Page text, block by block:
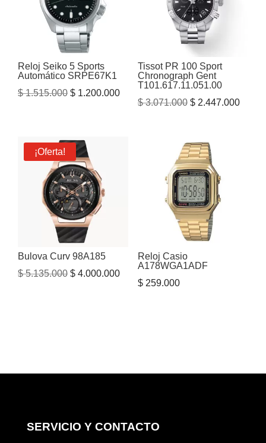
Reloj Seiko 5 Sports
Automático SRPE67K1
$1.515.000 El
era:
$ 1.515.000.
$ 1.200.000El
precio
Tissot PR 100 Sport
Chronograph Gent
T101.617.11.051.00
$3.071.000 El
era:
$ 3.071.000.
$2.447.000El
¡Oferta!
Bulova Curv 98A185
$5.135.000 El
$ 4.000.000El
precio
Reloj Casio
A178WGA1ADF
$259.000
SERVICIO Y CONTACTO